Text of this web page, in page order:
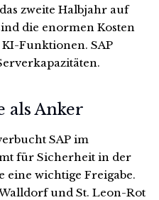
zweite Halbjahr auf
die enormen Kosten
Funktionen. SAP
als Anker
SAP im
für Sicherheit in der
wichtige Freigabe.
und St. Leon-Rot